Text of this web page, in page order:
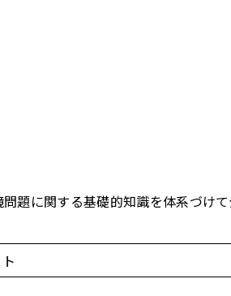
題に関する基礎的知識を体系づけ